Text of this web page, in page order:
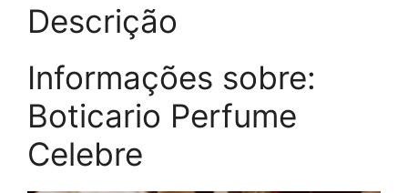
Descrição
Informações sobre:
Boticario Perfume
Celebre